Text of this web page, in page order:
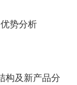
势分析
构及新产品分